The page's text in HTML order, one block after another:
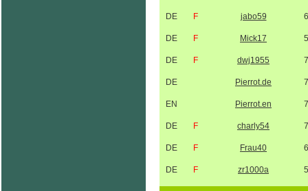
DE F jabo59
DE F Mick17
DE F dwj1955
DE Pierrot.de
EN Pierrot.en
DE F charly54
DE F Frau40
DE F zr1000a